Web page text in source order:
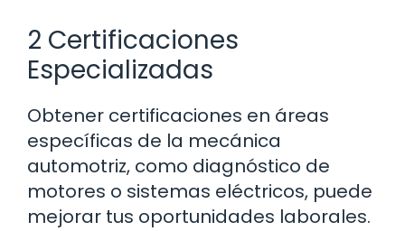
2 Certificaciones
Especializadas
Obtener certificaciones en áreas
específicas de la mecánica
automotriz, como diagnóstico de
motores o sistemas eléctricos, puede
mejorar tus oportunidades laborales.